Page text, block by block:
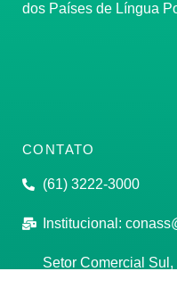
dos Países de Língua
CONTATO
(61) 3222-3000
Institucional:
Setor Comercial Sul,